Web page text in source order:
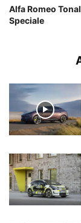
Alfa Romeo
Speciale